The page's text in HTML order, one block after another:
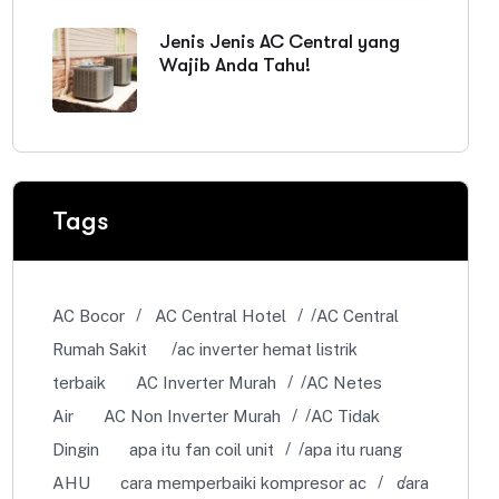
Jenis Jenis AC Central yang
Wajib Anda Tahu!
Tags
AC Bocor AC Central Hotel
AC Central
Rumah Sakit
ac inverter hemat listrik
terbaik
AC Inverter Murah
AC Netes
Air
AC Non Inverter Murah
AC Tidak
Dingin
apa itu fan coil unit
apa itu ruang
AHU
cara memperbaiki kompresor ac
cara